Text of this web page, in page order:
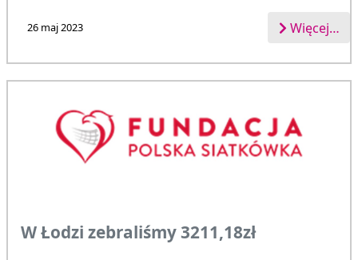
26 maj 2023 Więcej…
W Łodzi zebraliśmy 3211,18zł